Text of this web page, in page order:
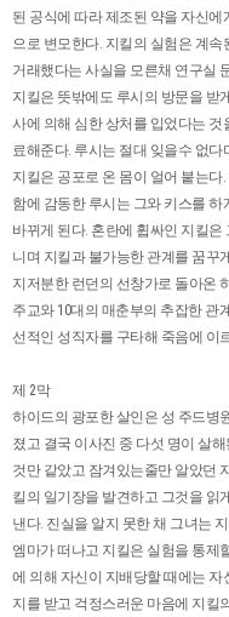
된 공식에 따라 제조된 약을 자신
으로 변모한다. 지킬의 실험은 계
거래했다는 사실을 모른채 연구실
지킬은 뜻밖에도 루시의 방문을 받
사에 의해 심한 상처를 입었다는
료해준다. 루시는 절대 잊을수 없
지킬은 공포로 온 몸이 얼어 붙는
함에 감동한 루시는 그와 키스를
바뀌게 된다. 혼란에 휩싸인 지킬
니며 지킬과 불가능한 관계를 꿈꾸
지저분한 런던의 선창가로 돌아온
주교와 10대의 매춘부의 추잡한 관
선적인 성직자를 구타해 죽음에 이
제 2막
하이드의 광포한 살인은 성 주드병
졌고 결국 이사진 중 다섯 명이 살
것만 같았고 잠겨있는줄만 알았던
킬의 일기장을 발견하고 그것을 읽
낸다. 진실을 알지 못한 채 그녀는
엠마가 떠나고 지킬은 실험을 통제
에 의해 자신이 지배당할 때에는
지를 받고 걱정스러운 마음에 지킬